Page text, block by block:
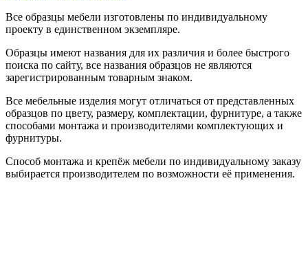
Все образцы мебели изготовлены по индивидуальному
проекту в единственном экземпляре.
Образцы имеют названия для их различия и более быстрого
поиска по сайту, все названия образцов не являются
зарегистрированным товарным знаком.
Все мебельные изделия могут отличаться от представленных
образцов по цвету, размеру, комплектации, фурнитуре, а также
способами монтажа и производителями комплектующих и
фурнитуры.
Способ монтажа и крепёж мебели по индивидуальному заказу
выбирается производителем по возможности её применения.